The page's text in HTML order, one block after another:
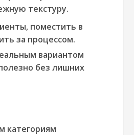
текстуру.
поместить в
за процессом.
вариантом
без лишних
категориям